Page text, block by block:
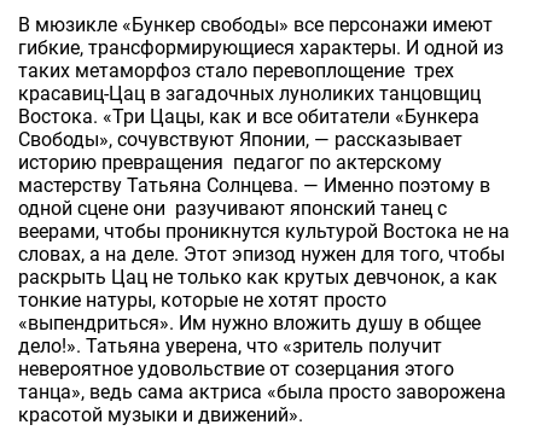
В мюзикле «Бункер свободы» все персонажи имеют
гибкие, трансформирующиеся характеры. И одной из
таких метаморфоз стало перевоплощение трех
красавиц-Цац в загадочных луноликих танцовщиц
Востока. «Три Цацы, как и все обитатели «Бункера
Свободы», сочувствуют Японии, — рассказывает
историю превращения педагог по актерскому
мастерству Татьяна Солнцева. — Именно поэтому в
одной сцене они разучивают японский танец с
веерами, чтобы проникнутся культурой Востока не на
словах, а на деле. Этот эпизод нужен для того, чтобы
раскрыть Цац не только как крутых девчонок, а как
тонкие натуры, которые не хотят просто
«выпендриться». Им нужно вложить душу в общее
дело!». Татьяна уверена, что «зритель получит
невероятное удовольствие от созерцания этого
танца», ведь сама актриса «была просто заворожена
красотой музыки и движений».